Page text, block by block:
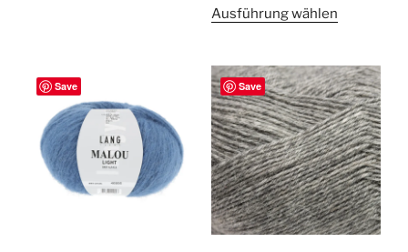
Varianten
Die
Optionen
können
auf
der
Produktseite
Ausführung wählenDieses
mehrere
Varianten
auf.
Die
Optionen
können
auf
der
Save Save